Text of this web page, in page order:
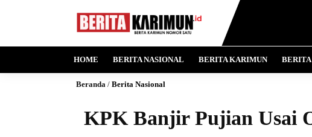
HOME BERITA NASIONAL BERITA KARIMUN
Beranda / Berita Nasional
KPK Banjir Pujian Usai